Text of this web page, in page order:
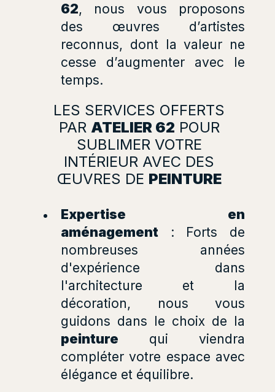
62, nous vous proposons
des œuvres d’artistes
reconnus, dont la valeur ne
cesse d’augmenter avec le
temps.
LES SERVICES OFFERTS
PAR ATELIER 62 POUR
SUBLIMER VOTRE
INTÉRIEUR AVEC DES
ŒUVRES DE PEINTURE
Expertise en
aménagement : Forts de
nombreuses années
d'expérience dans
l'architecture et la
décoration, nous vous
guidons dans le choix de la
peinture qui viendra
compléter votre espace avec
élégance et équilibre.